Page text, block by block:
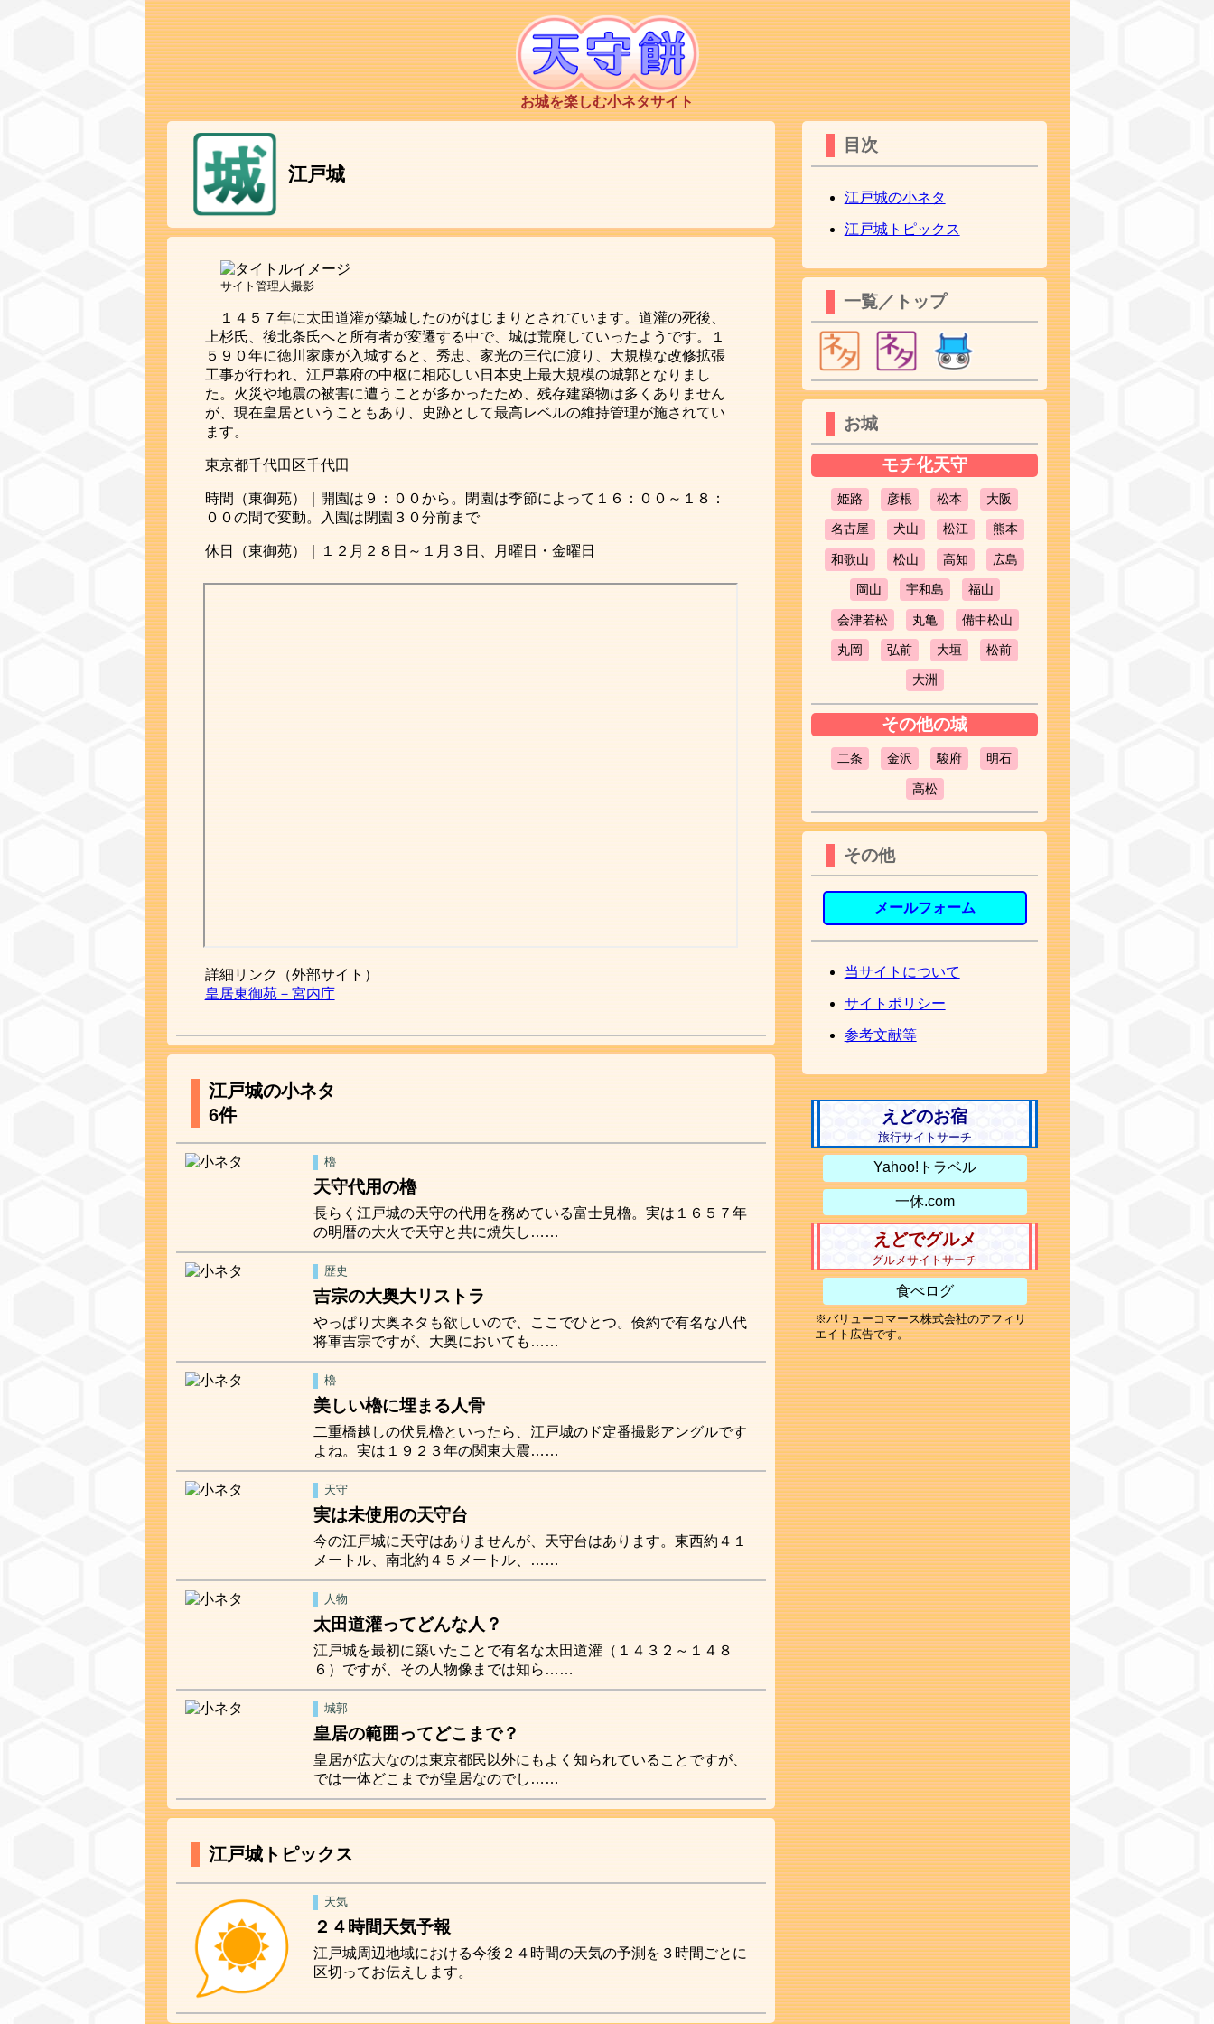
お城を楽しむ小ネタサイト
江戸城
サイト管理人撮影
１４５７年に太田道灌が築城したのがはじまりとされています。道灌の死後、
上杉氏、後北条氏へと所有者が変遷する中で、城は荒廃していったようです。１
５９０年に徳川家康が入城すると、秀忠、家光の三代に渡り、大規模な改修拡張
工事が行われ、江戸幕府の中枢に相応しい日本史上最大規模の城郭となりまし
た。火災や地震の被害に遭うことが多かったため、残存建築物は多くありません
が、現在皇居ということもあり、史跡として最高レベルの維持管理が施されてい
ます。
東京都千代田区千代田
時間（東御苑）｜開園は９：００から。閉園は季節によって１６：００～１８：
００の間で変動。入園は閉園３０分前まで
休日（東御苑）｜１２月２８日～１月３日、月曜日・金曜日
詳細リンク（外部サイト）
皇居東御苑－宮内庁
江戸城の小ネタ
6件
櫓
天守代用の櫓
長らく江戸城の天守の代用を務めている富士見櫓。実は１６５７年
の明暦の大火で天守と共に焼失し……
歴史
吉宗の大奥大リストラ
やっぱり大奥ネタも欲しいので、ここでひとつ。倹約で有名な八代
将軍吉宗ですが、大奥においても……
櫓
美しい櫓に埋まる人骨
二重橋越しの伏見櫓といったら、江戸城のド定番撮影アングルです
よね。実は１９２３年の関東大震……
天守
実は未使用の天守台
今の江戸城に天守はありませんが、天守台はあります。東西約４１
メートル、南北約４５メートル、……
人物
太田道灌ってどんな人？
江戸城を最初に築いたことで有名な太田道灌（１４３２～１４８
６）ですが、その人物像までは知ら……
城郭
皇居の範囲ってどこまで？
皇居が広大なのは東京都民以外にもよく知られていることですが、
では一体どこまでが皇居なのでし……
江戸城トピックス
天気
２４時間天気予報
江戸城周辺地域における今後２４時間の天気の予測を３時間ごとに
区切ってお伝えします。
目次
江戸城の小ネタ
江戸城トピックス
一覧／トップ
お城
モチ化天守
姫路 彦根 松本 大阪
名古屋 犬山 松江 熊本
和歌山 松山 高知 広島
岡山 宇和島 福山
会津若松 丸亀 備中松山
丸岡 弘前 大垣 松前
大洲
その他の城
二条 金沢 駿府 明石
高松
その他
メールフォーム
当サイトについて
サイトポリシー
参考文献等
えどのお宿
旅行サイトサーチ
Yahoo!トラベル
一休.com
えどでグルメ
グルメサイトサーチ
食べログ
※バリューコマース株式会社のアフィリ
エイト広告です。